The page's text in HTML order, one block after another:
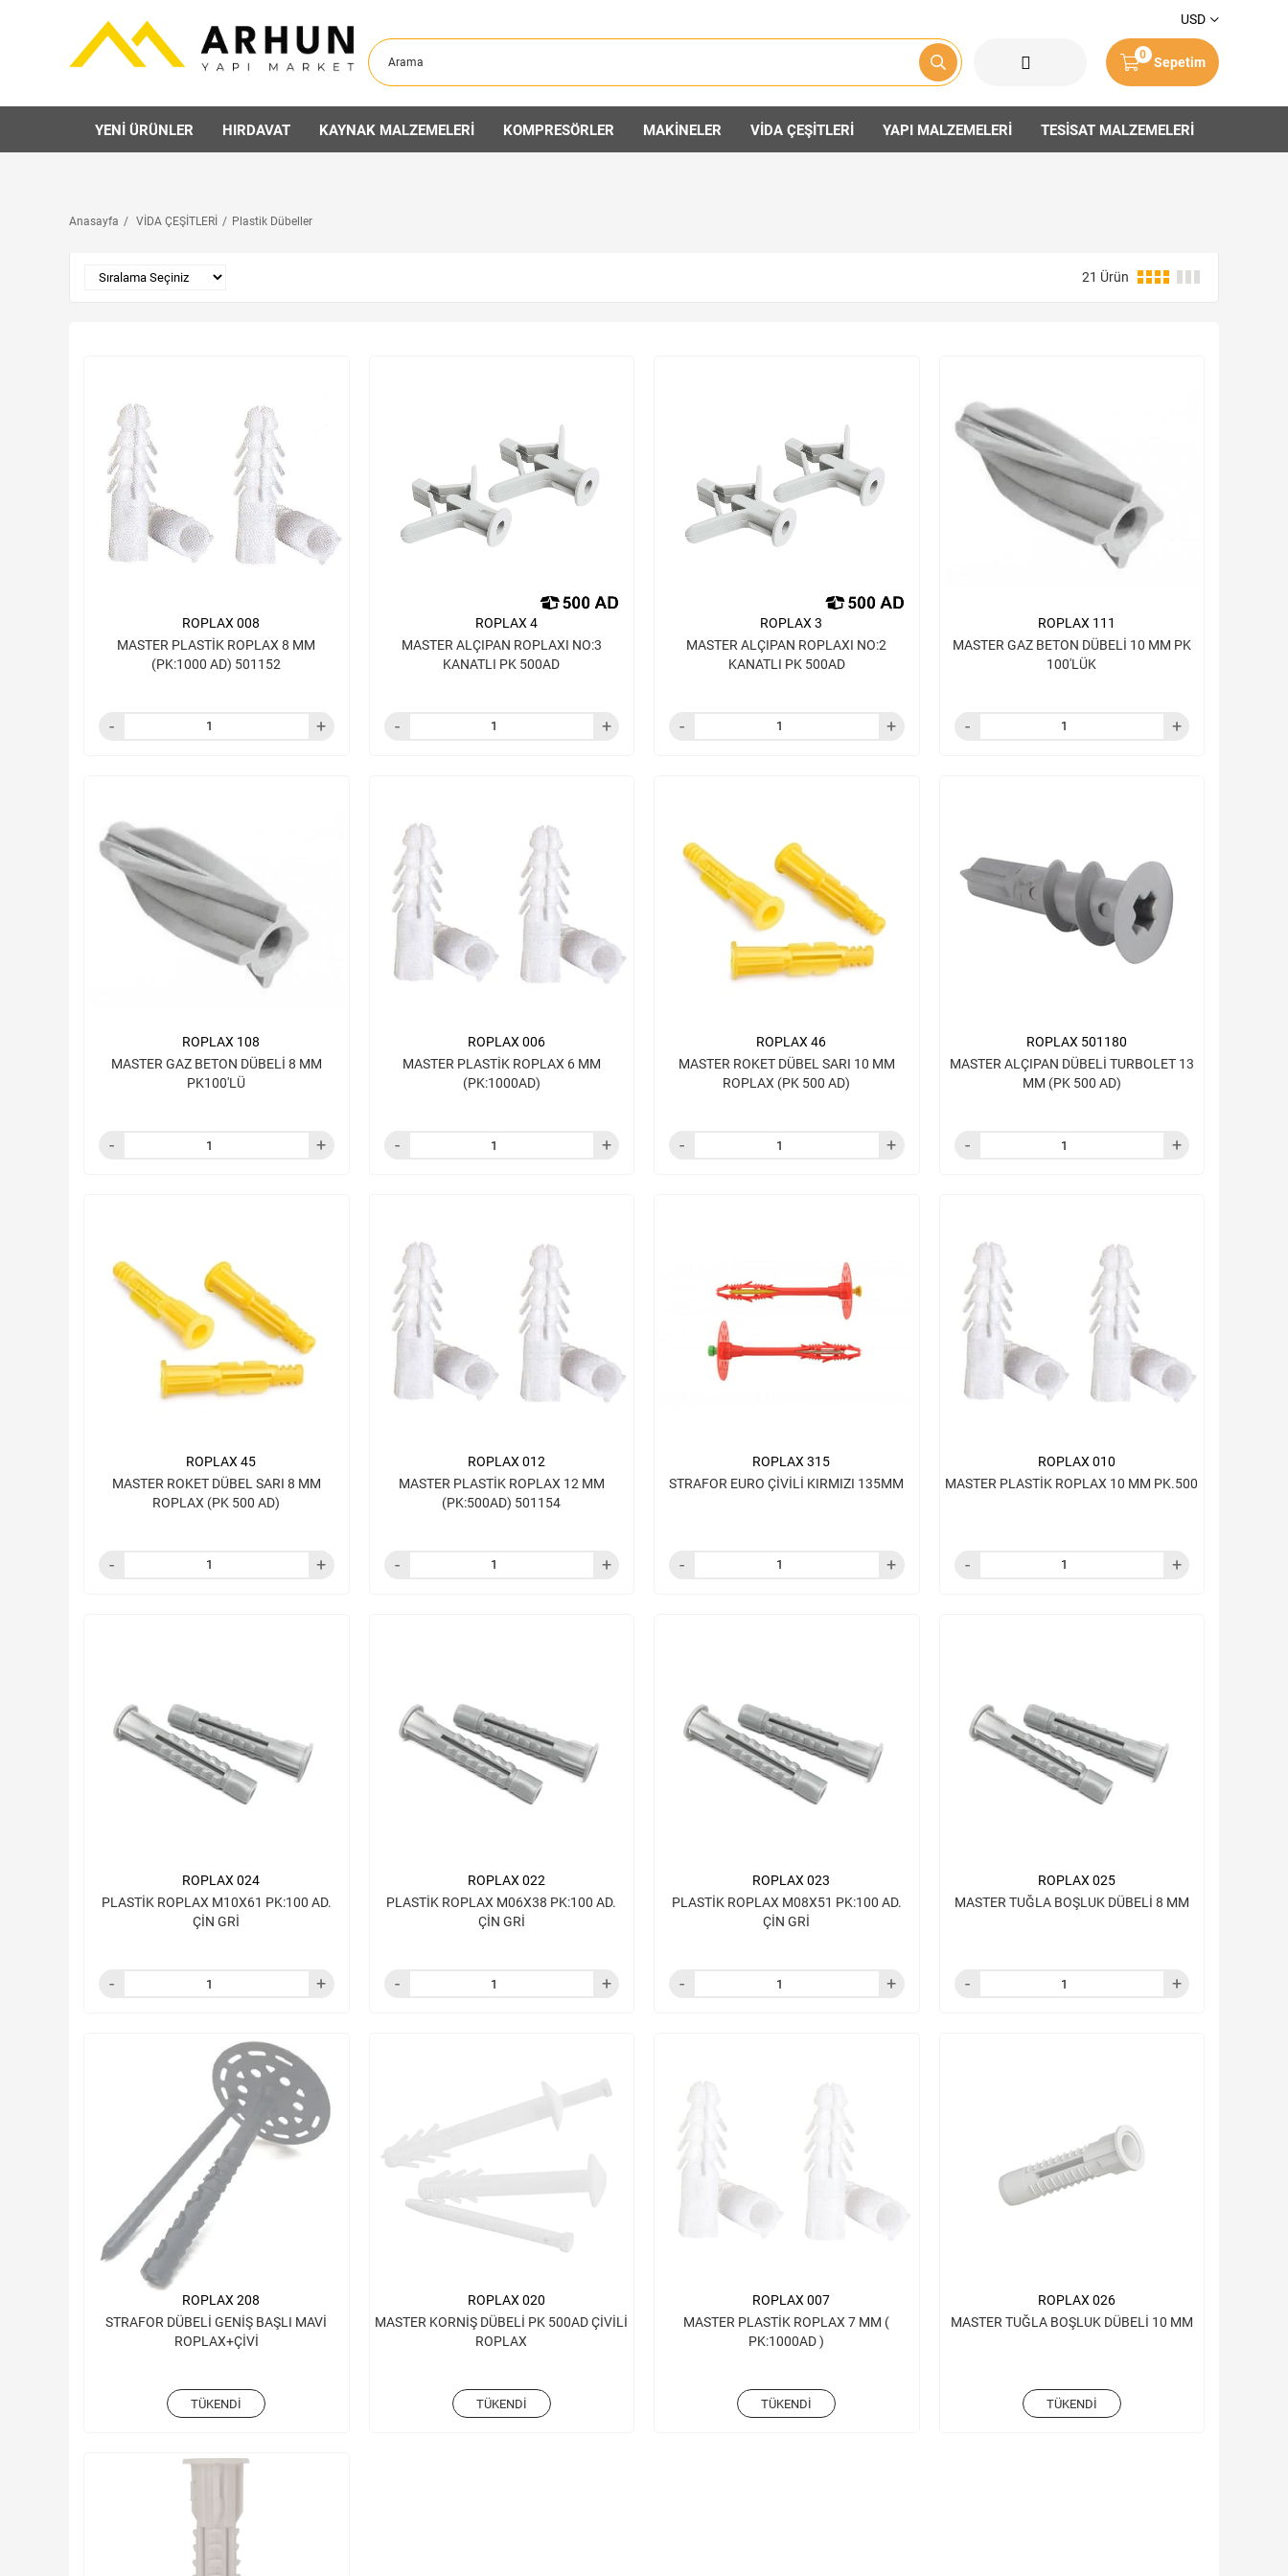
USD
Sepetim
0
YENİ ÜRÜNLER HIRDAVAT KAYNAK MALZEMELERİ KOMPRESÖRLER MAKİNELER VİDA ÇEŞİTLERİ YAPI MALZEMELERİ TESİSAT MALZEMELERİ
Anasayfa VİDA ÇEŞİTLERİ Plastik Dübeller
21 Ürün
MASTER PLASTİK ROPLAX 8 MM
(PK:1000 AD) 501152
ROPLAX 008
MASTER ALÇIPAN ROPLAXI NO:3
KANATLI PK 500AD
ROPLAX 4
MASTER ALÇIPAN ROPLAXI NO:2
KANATLI PK 500AD
ROPLAX 3
MASTER GAZ BETON DÜBELİ 10 MM PK
100'LÜK
ROPLAX 111
MASTER GAZ BETON DÜBELİ 8 MM
PK100'LÜ
ROPLAX 108
MASTER PLASTİK ROPLAX 6 MM
(PK:1000AD)
ROPLAX 006
MASTER ROKET DÜBEL SARI 10 MM
ROPLAX (PK 500 AD)
ROPLAX 46
MASTER ALÇIPAN DÜBELİ TURBOLET 13
MM (PK 500 AD)
ROPLAX 501180
MASTER ROKET DÜBEL SARI 8 MM
ROPLAX (PK 500 AD)
ROPLAX 45
MASTER PLASTİK ROPLAX 12 MM
(PK:500AD) 501154
ROPLAX 012
STRAFOR EURO ÇİVİLİ KIRMIZI 135MM
ROPLAX 315
MASTER PLASTİK ROPLAX 10 MM PK.500
ROPLAX 010
PLASTİK ROPLAX M10X61 PK:100 AD.
ÇİN GRİ
ROPLAX 024
PLASTİK ROPLAX M06X38 PK:100 AD.
ÇİN GRİ
ROPLAX 022
PLASTİK ROPLAX M08X51 PK:100 AD.
ÇİN GRİ
ROPLAX 023
MASTER TUĞLA BOŞLUK DÜBELİ 8 MM
ROPLAX 025
STRAFOR DÜBELİ GENİŞ BAŞLI MAVİ
ROPLAX+ÇİVİ
ROPLAX 208
TÜKENDI
MASTER KORNİŞ DÜBELİ PK 500AD ÇİVİLİ
ROPLAX
ROPLAX 020
TÜKENDI
MASTER PLASTİK ROPLAX 7 MM (
PK:1000AD )
ROPLAX 007
TÜKENDI
MASTER TUĞLA BOŞLUK DÜBELİ 10 MM
ROPLAX 026
TÜKENDI